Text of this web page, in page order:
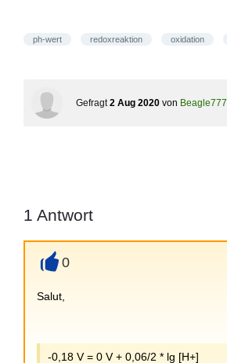
ph-wert redoxreaktion oxidation
Gefragt 2 Aug 2020 von Beagle777
1 Antwort
0
Salut,
-0,18 V = 0 V + 0,06/2 * lg [H+]